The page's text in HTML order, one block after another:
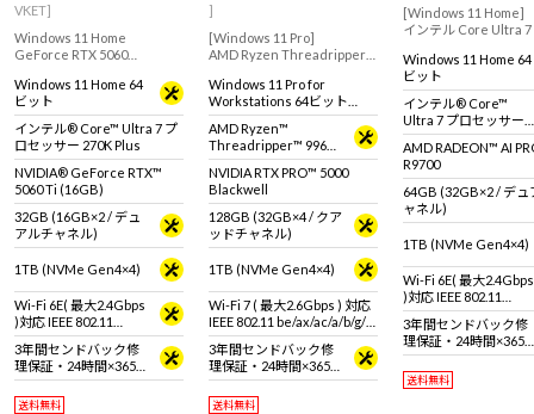
VKET]
Windows 11 Home
GeForce RTX 5060
からクリエイティブを始め
る方におすすめなモデル
【DAIV 10周年3Dデータとオ
リジナル壁紙付属！】
Windows 11 Home 64
ビット
インテル® Core™ Ultra 7 プ
ロセッサー 270K Plus
NVIDIA® GeForce RTX™
5060 Ti (16GB)
32GB (16GB×2 / デュ
アルチャネル)
1TB (NVMe Gen4×4)
Wi-Fi 6E( 最大2.4Gbps
)対応 IEEE 802.11
ax/ac/a/b/g/n準拠 ＋
Bluetooth 5内蔵
3年間センドバック修
理保証・24時間×365
日電話サポート
送料無料
]
[Windows 11 Pro]
AMD Ryzen Threadripper
RTX PRO 5000 Blackwellを
搭載したワークステーショ
ンモデル
Windows 11 Pro for
Workstations 64ビット
(DSP)
AMD Ryzen™
Threadripper™ 9960X
プロセッサ
NVIDIA RTX PRO™ 5000
Blackwell
128GB (32GB×4 / クア
ッドチャネル)
1TB (NVMe Gen4×4)
Wi-Fi 7 ( 最大2.6Gbps ) 対応
IEEE 802.11 be/ax/ac/a/b/g/n
準拠 ＋ Bluetooth 5内蔵
3年間センドバック修
理保証・24時間×365
日電話サポート
送料無料
[Windows 11 Home]
インテル Core Ultra 7
RADEON AI PRO
載したクリエイティ
ワークステーション。
Windows 11 Home 64
ビット
インテル® Core™
Ultra 7 プロセッサー
265
AMD RADEON™ AI
R9700
64GB (32GB×2 / デュ
ャネル)
1TB (NVMe Gen4×4)
Wi-Fi 6E( 最大2.4Gbps
)対応 IEEE 802.11
ax/ac/a/b/g/n準拠 ＋
Bluetooth 5内蔵
3年間センドバック修
理保証・24時間×365
日電話サポート
送料無料